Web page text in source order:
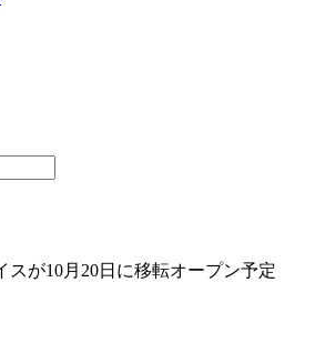
スが10月20日に移転オープン予定